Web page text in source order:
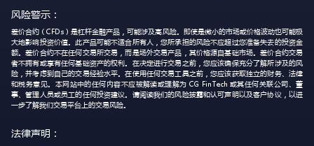
风险警示：
差价合约（CFDs）是杠杆金融产品，可能涉及高风险。即使是微小的市场或价格波动也可能极
大地影响投资价值。此产品可能不适合所有人，您所承担的风险不应超过您准备失去的投资金
额。差价合约不在任何交易所交易，而是场外交易产品，其价格源自基础市场。差价合约交易
者不拥有或享有任何基础资产的权利。在决定进行交易之前，您应该确保充分了解所涉及的风
险，并考虑到自己的交易经验水平。在使用任何交易工具之前，您应该获取独立的财务、法律
和税务意见。本网站中的任何内容不应被解读或理解为 CG FinTech 或其任何关联公司、董
事、管理人员或员工的任何投资建议。请阅读我们的风险披露和认可声明以及客户协议，以进
一步了解我们交易平台上的交易风险。
法律声明：